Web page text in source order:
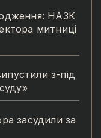
НАЗК
митниці
з-під
засудили за